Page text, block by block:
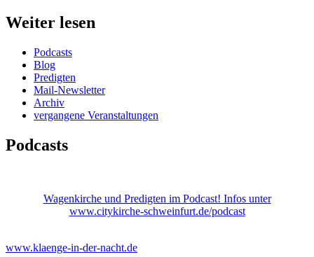
Weiter lesen
Podcasts
Blog
Predigten
Mail-Newsletter
Archiv
vergangene Veranstaltungen
Podcasts
Wagenkirche und Predigten im Podcast! Infos unter
www.citykirche-schweinfurt.de/podcast
www.klaenge-in-der-nacht.de